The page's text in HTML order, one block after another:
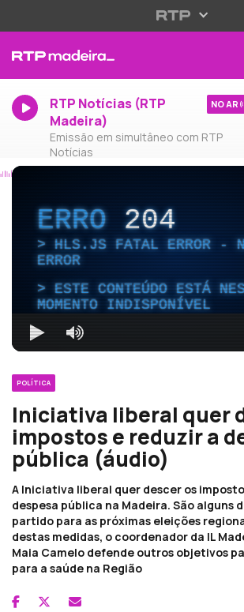
RTP Notícias (RTP
Madeira)
Emissão em simultâneo com RTP
Notícias
NO AR
ERRO204
HLS.JS FATAL ERROR -
ERROR
ESTE CONTEÚDO ESTÁ
MOMENTO INDISPONÍVEL
POLÍTICA
Iniciativa liberal quer
impostos e reduzir a
pública (áudio)
A Iniciativa liberal quer descer os
despesa pública na Madeira. São alguns
partido para as próximas eleições
destas medidas, o coordenador da IL
Maia Camelo defende outros objetivos
para a saúde na Região